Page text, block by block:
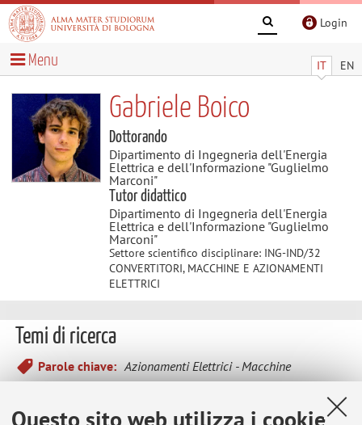
Questo sito web utilizza i cookie
Login
IT EN
Menu
Gabriele Boico
Dottorando
Dipartimento di Ingegneria dell'Energia
Elettrica e dell'Informazione "Guglielmo
Marconi"
Tutor didattico
Dipartimento di Ingegneria dell'Energia
Elettrica e dell'Informazione "Guglielmo
Marconi"
Settore scientifico disciplinare: ING-IND/32
CONVERTITORI, MACCHINE E AZIONAMENTI
ELETTRICI
Temi di ricerca
Parole chiave: Azionamenti Elettrici - Macchine
Elettriche - Elettronica di Potenza